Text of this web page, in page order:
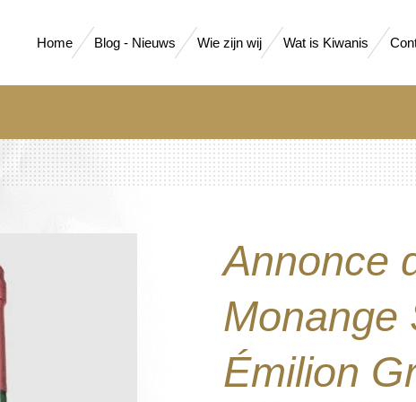
Home Blog - Nieuws Wie zijn wij Wat is Kiwanis
Annonce
Monange
Émilion